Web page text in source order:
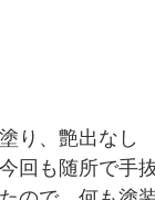
り、艶出なし
回も随所で手